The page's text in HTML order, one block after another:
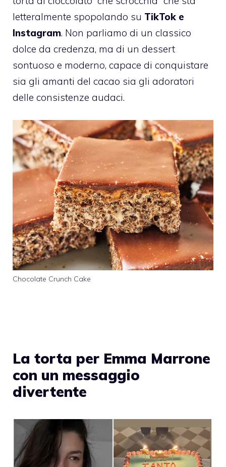
letteralmente spopolando su TikTok e
Instagram. Non parliamo di un classico
dolce da credenza, ma di un dessert
sontuoso e moderno, capace di conquistare
sia gli amanti del cacao sia gli adoratori
delle consistenze audaci.
Chocolate Crunch Cake
La torta per Emma Marrone
con un messaggio
divertente